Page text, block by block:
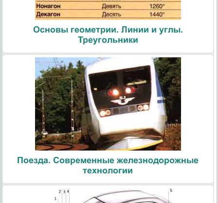
Основы геометрии. Линии и углы.
Треугольники
Поезда. Современные железнодорожные
технологии